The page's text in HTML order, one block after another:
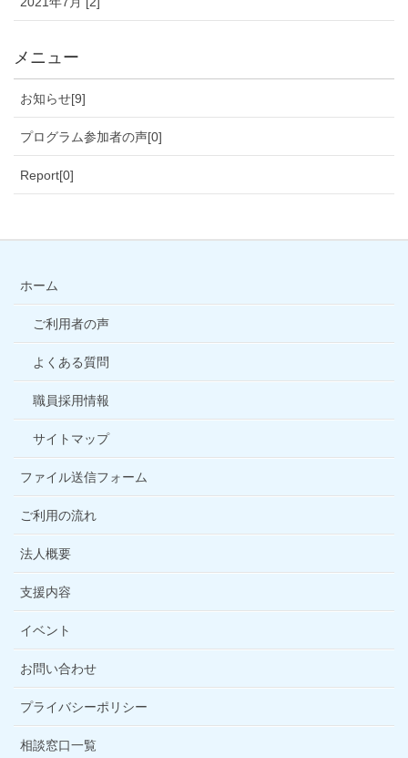
メニュー
お知らせ[9]
プログラム参加者の声[0]
Report[0]
ホーム
ご利用者の声
よくある質問
職員採用情報
サイトマップ
ファイル送信フォーム
ご利用の流れ
法人概要
支援内容
イベント
お問い合わせ
プライバシーポリシー
相談窓口一覧